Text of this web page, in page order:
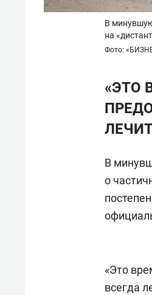
В
на
Фото:
«ЭТО
В
о
«Это
всегда